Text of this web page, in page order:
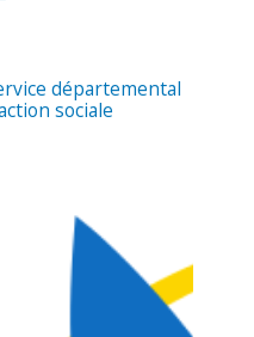
départemental
sociale